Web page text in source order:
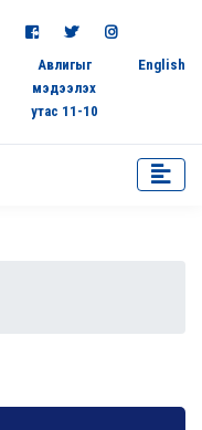
Авлигыг
мэдээлэх
утас 11-10
English